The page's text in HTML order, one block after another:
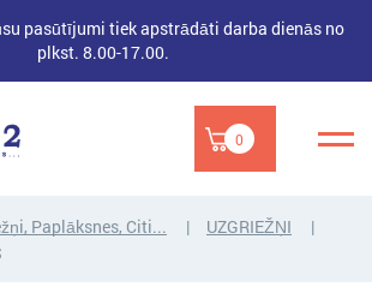
pasūtījumi tiek apstrādāti darba dienās no
plkst. 8.00-17.00.
0
Paplāksnes, Citi...
UZGRIEŽŅI